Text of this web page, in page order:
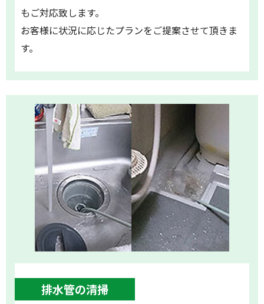
もご対応致します。
お客様に状況に応じたプランをご提案させて頂きま
す。
排水管の清掃